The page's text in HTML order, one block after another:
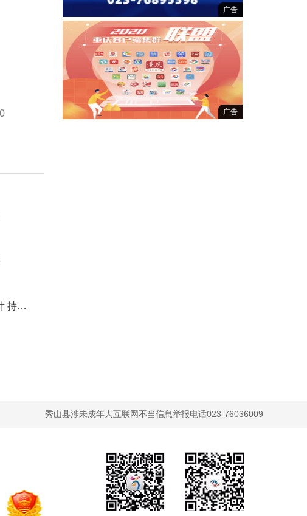
向业顺强调：牢牢把握全面从严治党战略方针 持续打好党风廉政建设和反腐败斗争攻坚战持久战
广告
广告
秀山县涉未成年人互联网不当信息举报电话023-76036009